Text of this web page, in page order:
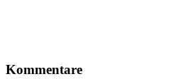
Kommentare